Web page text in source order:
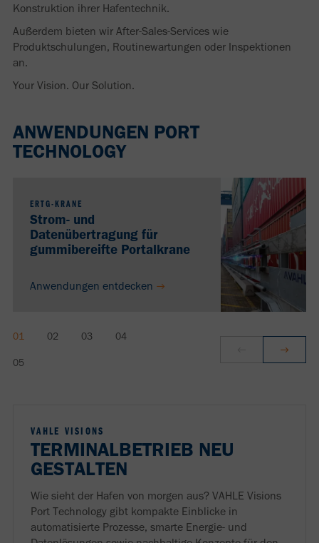
Konstruktion ihrer Hafentechnik.
Außerdem bieten wir After-Sales-Services wie
Produktschulungen, Routinewartungen oder Inspektionen
an.
Your Vision. Our Solution.
ANWENDUNGEN PORT
TECHNOLOGY
ERTG-KRANE
Strom- und
Datenübertragung für
gummibereifte Portalkrane
Anwendungen entdecken
VAHLE VISIONS
TERMINALBETRIEB NEU
GESTALTEN
Wie sieht der Hafen von morgen aus? VAHLE Visions
Port Technology gibt kompakte Einblicke in
automatisierte Prozesse, smarte Energie- und